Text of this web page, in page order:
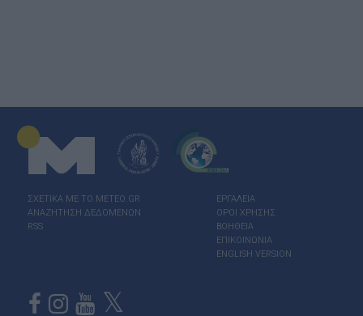
ΣΧΕΤΙΚΑ ΜΕ ΤΟ ΜΕΤΕΟ.GR
ΑΝΑΖΗΤΗΣΗ ΔΕΔΟΜΕΝΩΝ
RSS
ΕΡΓΑΛΕΙΑ
ΟΡΟΙ ΧΡΗΣΗΣ
ΒΟΗΘΕΙΑ
ΕΠΙΚΟΙΝΩΝΙΑ
ENGLISH VERSION